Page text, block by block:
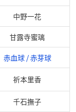
中野一花
甘露寺蜜璃
赤血球 / 赤芽球
祈本里香
千石撫子